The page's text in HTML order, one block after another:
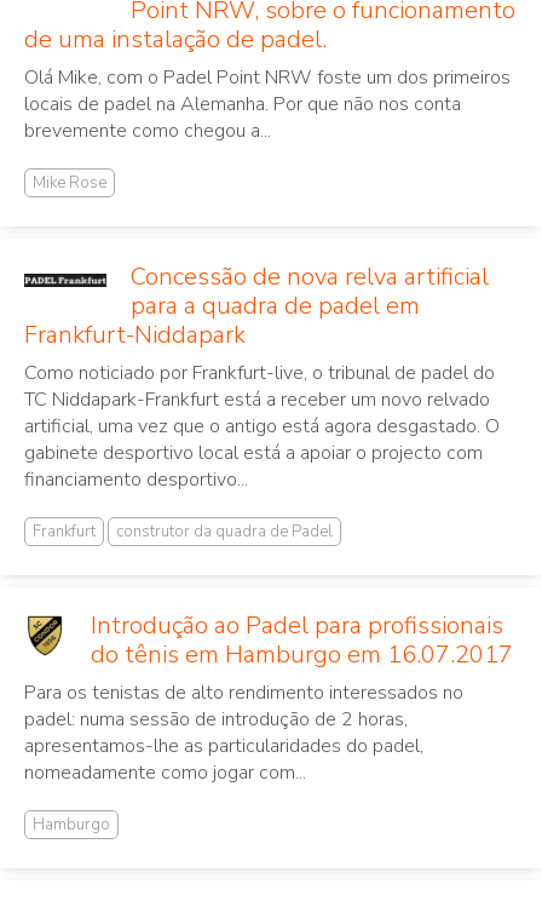
Point NRW, sobre o funcionamento
de uma instalação de padel.
Olá Mike, com o Padel Point NRW foste um dos primeiros
locais de padel na Alemanha. Por que não nos conta
brevemente como chegou a...
Mike Rose
Concessão de nova relva artificial
para a quadra de padel em
Frankfurt-Niddapark
Como noticiado por Frankfurt-live, o tribunal de padel do
TC Niddapark-Frankfurt está a receber um novo relvado
artificial, uma vez que o antigo está agora desgastado. O
gabinete desportivo local está a apoiar o projecto com
financiamento desportivo...
Frankfurt construtor da quadra de Padel
Introdução ao Padel para profissionais
do tênis em Hamburgo em 16.07.2017
Para os tenistas de alto rendimento interessados no
padel: numa sessão de introdução de 2 horas,
apresentamos-lhe as particularidades do padel,
nomeadamente como jogar com...
Hamburgo